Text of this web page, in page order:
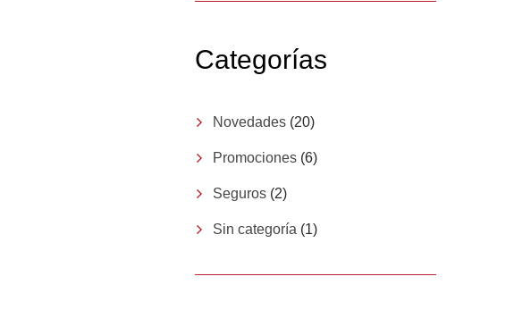
Categorías
Novedades (20)
Promociones (6)
Seguros (2)
Sin categoría (1)